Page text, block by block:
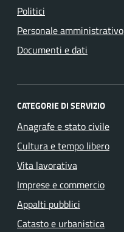
Politici
Personale amministrativo
Documenti e dati
CATEGORIE DI SERVIZIO
Anagrafe e stato civile
Cultura e tempo libero
Vita lavorativa
Imprese e commercio
Appalti pubblici
Catasto e urbanistica